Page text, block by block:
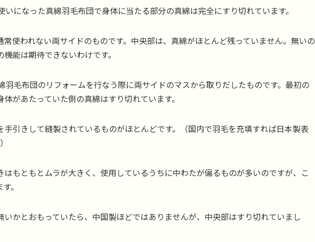
いになった真綿羽毛布団で身体に当たる部分の真綿は完全にすり切れています。
使われない両サイドのものです。中央部は、真綿がほとんど残っていません。無いの
能は期待できないわけです。
羽毛布団のリフォームを行なう際に両サイドのマスから取りだしたものです。最初の
があたっていた側の真綿はすり切れています。
手引きして縫製されているものがほとんどです。（国内で羽毛を充填すれば日本製表
もともとムラが大きく、使用しているうちに中わたが偏るものが多いのですが、こ
。
いかとおもっていたら、中国製ほどではありませんが、中央部はすり切れていまし